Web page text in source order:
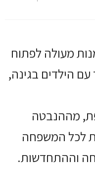
מעולה לפתוח
הילדים בגינה,
מההנבטה
לכל המשפחה
וההתחדשות.